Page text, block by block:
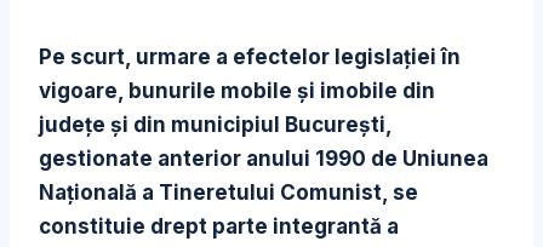
Pe scurt, urmare a efectelor legislaţiei în
vigoare, bunurile mobile şi imobile din
judeţe şi din municipiul Bucureşti,
gestionate anterior anului 1990 de Uniunea
Naţională a Tineretului Comunist, se
constituie drept parte integrantă a